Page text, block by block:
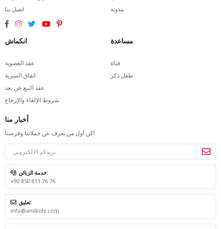
اتصل بنا
مدونة
انكماش
عقد العضوية
اتفاق السرية
عقد البيع عن بعد
شروط الإلغاء والإرجاع
مساعدة
فتاة
طفل ذكر
أخبار منا
كن أول من يعرف عن حملاتنا وفرصنا!
خدمة الزبائن:
+90 850 811 76 76
تعليق:
info@anilkids.com